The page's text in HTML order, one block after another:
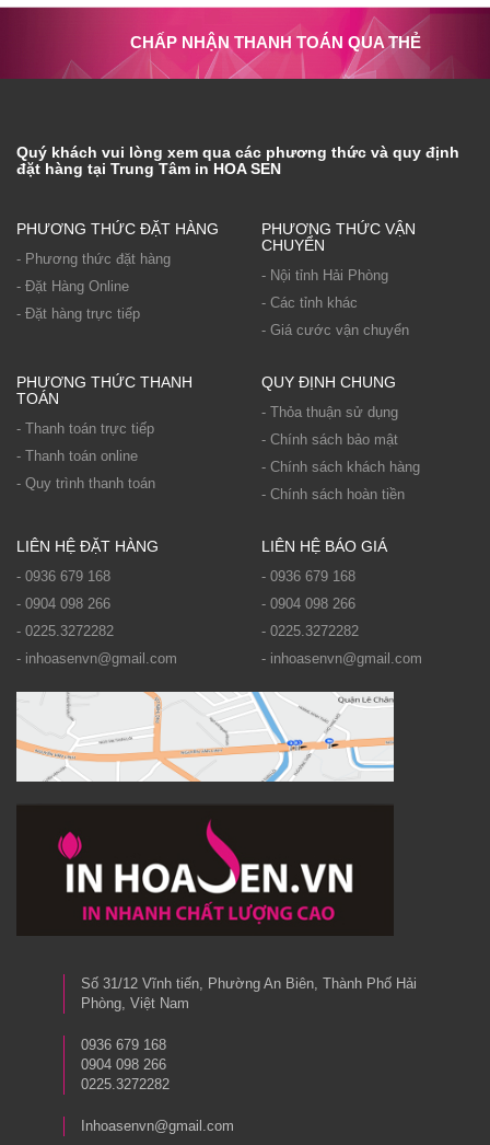
CHẤP NHẬN THANH TOÁN QUA THẺ
Quý khách vui lòng xem qua các phương thức và quy định
đặt hàng tại Trung Tâm in HOA SEN
PHƯƠNG THỨC ĐẶT HÀNG
- Phương thức đặt hàng
- Đặt Hàng Online
- Đặt hàng trực tiếp
PHƯƠNG THỨC VẬN
CHUYỂN
- Nội tỉnh Hải Phòng
- Các tỉnh khác
- Giá cước vận chuyển
PHƯƠNG THỨC THANH
TOÁN
- Thanh toán trực tiếp
- Thanh toán online
- Quy trình thanh toán
QUY ĐỊNH CHUNG
- Thỏa thuận sử dụng
- Chính sách bảo mật
- Chính sách khách hàng
- Chính sách hoàn tiền
LIÊN HỆ ĐẶT HÀNG
- 0936 679 168
- 0904 098 266
- 0225.3272282
- inhoasenvn@gmail.com
LIÊN HỆ BÁO GIÁ
- 0936 679 168
- 0904 098 266
- 0225.3272282
- inhoasenvn@gmail.com
Số 31/12 Vĩnh tiến, Phường An Biên, Thành Phố Hải
Phòng, Việt Nam
0936 679 168
0904 098 266
0225.3272282
Inhoasenvn@gmail.com